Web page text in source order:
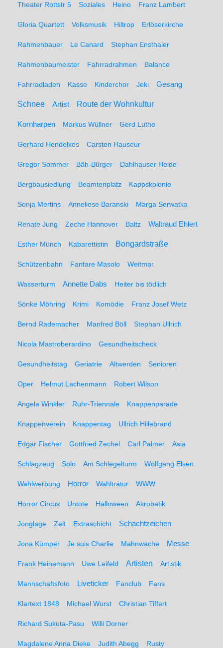
Theater Rottstr 5 Soziales Heino Franz Lambert
Gloria Quartett Volksmusik Hiltrop Erlöserkirche
Rahmenbauer Le Canard Stephan Ensthaler
Rahmenbaumeister Fahrradrahmen Balance
Fahrradladen Kasse Kinderchor Jeki Gesang
Schnee Artist Route der Wohnkultur
Kornharpen Markus Wüllner Gerd Luthe
Gerhard Hendelkes Carsten Hauseur
Gregor Sommer Bäh-Bürger Dahlhauser Heide
Bergbausiedlung Beamtenplatz Kappskolonie
Sonja Mertins Anneliese Baranski Marga Serwatka
Renate Jung Zeche Hannover Baltz Waltraud Ehlert
Esther Münch Kabarettistin Bongardstraße
Schützenbahn Fanfare Masolo Weitmar
Wasserturm Annette Dabs Heiter bis tödlich
Sönke Möhring Krimi Komödie Franz Josef Wetz
Bernd Rademacher Manfred Böll Stephan Ullrich
Nicola Mastroberardino Gesundheitscheck
Gesundheitstag Geriatrie Altwerden Senioren
Oper Helmut Lachenmann Robert Wilson
Angela Winkler Ruhr-Triennale Knappenparade
Knappenverein Knappentag Ullrich Hillebrand
Edgar Fischer Gottfried Zechel Carl Palmer Asia
Schlagzeug Solo Am Schlegelturm Wolfgang Elsen
Wahlwerbung Horror Wahlträtur WWW
Horror Circus Untote Halloween Akrobatik
Jonglage Zelt Extraschicht Schachtzeichen
Jona Kümper Je suis Charlie Mahnwache Messe
Frank Heinemann Uwe Leifeld Artisten Artistik
Mannschaftsfoto Liveticker Fanclub Fans
Klartext 1848 Michael Wurst Christian Tiffert
Richard Sukuta-Pasu Willi Dorner
Magdalene Anna Dieke Judith Abegg Rusty